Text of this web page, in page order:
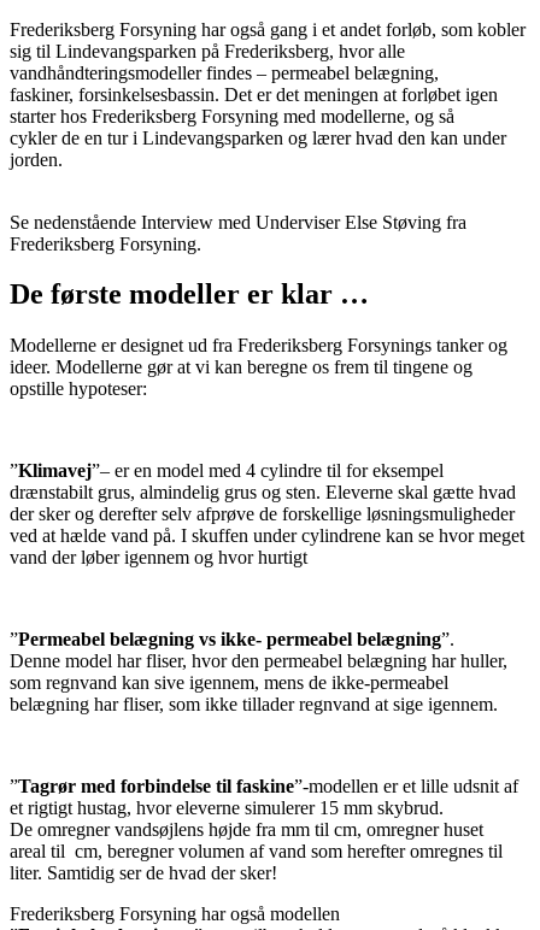
Frederiksberg Forsyning har også gang i et andet forløb, som kobler
sig til Lindevangsparken på Frederiksberg, hvor alle
vandhåndteringsmodeller findes – permeabel belægning,
faskiner, forsinkelsesbassin. Det er det meningen at forløbet igen
starter hos Frederiksberg Forsyning med modellerne, og så
cykler de en tur i Lindevangsparken og lærer hvad den kan under
jorden.
Se nedenstående Interview med Underviser Else Støving fra
Frederiksberg Forsyning.
De første modeller er klar …
Modellerne er designet ud fra Frederiksberg Forsynings tanker og
ideer. Modellerne gør at vi kan beregne os frem til tingene og
opstille hypoteser:
”Klimavej”– er en model med 4 cylindre til for eksempel
drænstabilt grus, almindelig grus og sten. Eleverne skal gætte hvad
der sker og derefter selv afprøve de forskellige løsningsmuligheder
ved at hælde vand på. I skuffen under cylindrene kan se hvor meget
vand der løber igennem og hvor hurtigt
”Permeabel belægning vs ikke- permeabel belægning”.
Denne model har fliser, hvor den permeabel belægning har huller,
som regnvand kan sive igennem, mens de ikke-permeabel
belægning har fliser, som ikke tillader regnvand at sige igennem.
”Tagrør med forbindelse til faskine”-modellen er et lille udsnit af
et rigtigt hustag, hvor eleverne simulerer 15 mm skybrud.
De omregner vandsøjlens højde fra mm til cm, omregner huset
areal til cm, beregnervolumen af vand som herefter omregnes til
liter. Samtidig ser de hvad der sker!
Frederiksberg Forsyning har også modellen